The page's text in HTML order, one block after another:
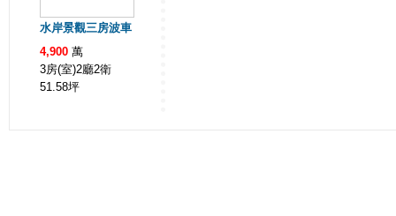
水岸景觀三房波車
4,900 萬
3房(室)2廳2衛
51.58坪